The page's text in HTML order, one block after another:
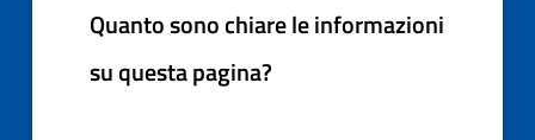
Quanto sono chiare le informazioni
su questa pagina?